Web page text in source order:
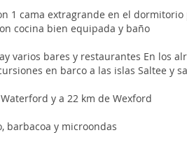
1 cama extragrande en el
cocina bien equipada y baño
varios bares y restaurantes En los
en barco a las islas Saltee y
y a 22 km de Wexford
barbacoa y microondas